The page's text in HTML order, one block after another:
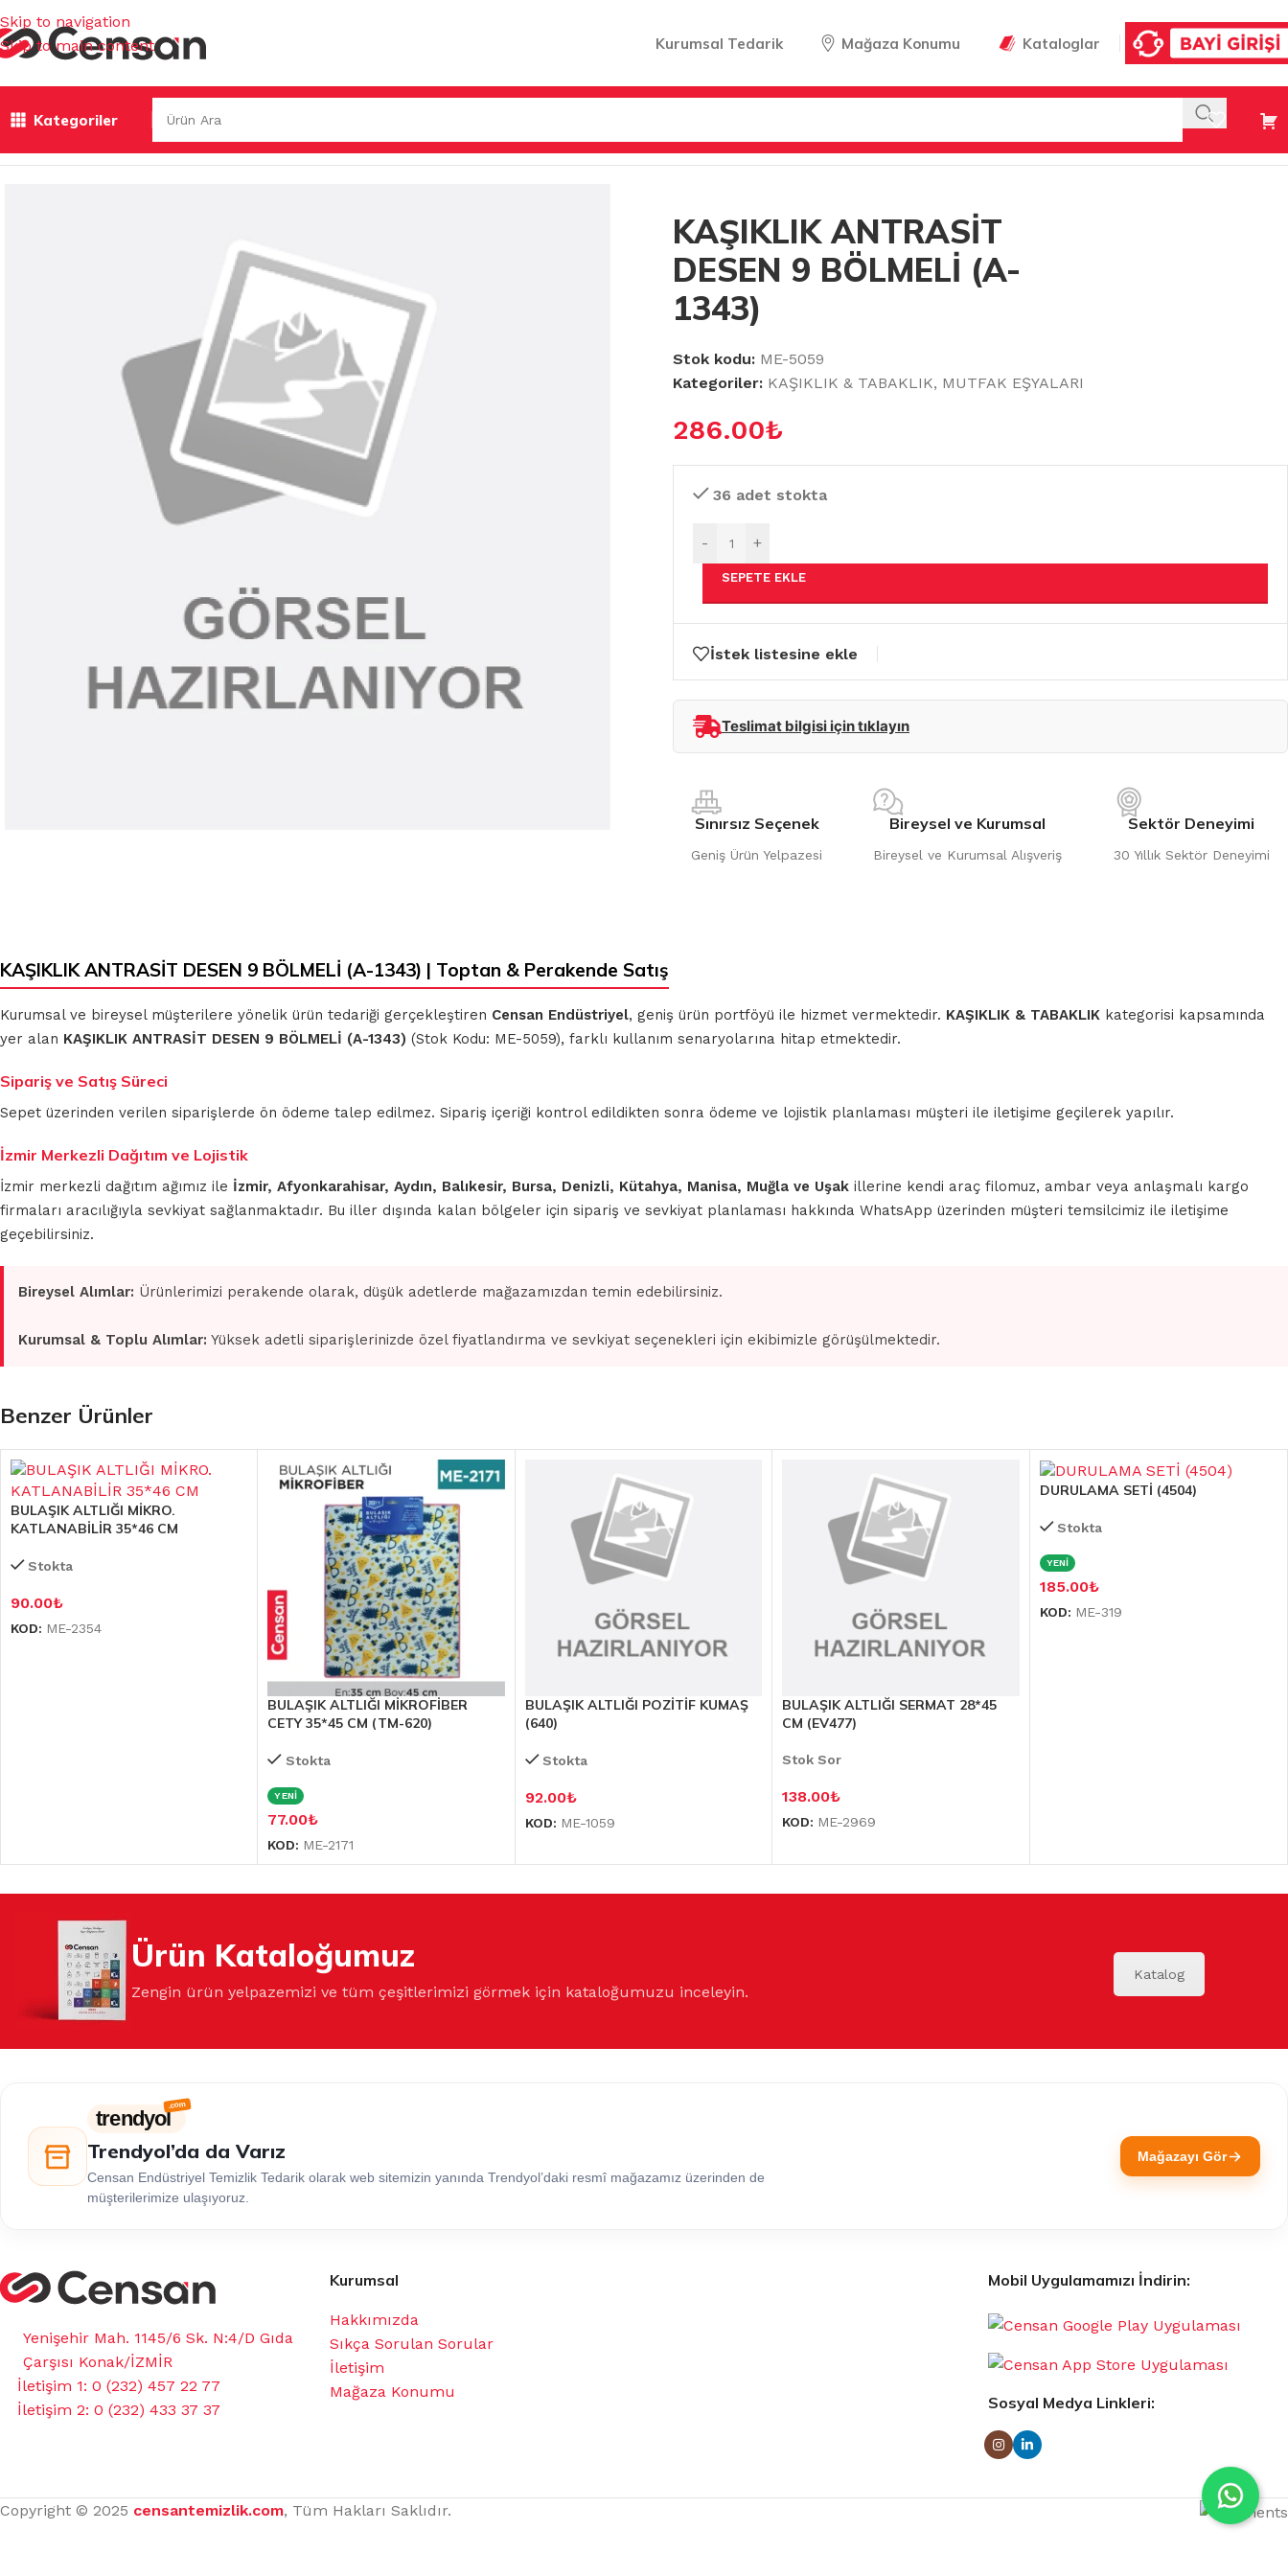
Skip to navigation
Skip to main content
Kurumsal Tedarik Mağaza Konumu Kataloglar
Kategoriler
KLASIK
BEZLER
MUHTELİF
BEZLERİ
MİKROFİBER
TEMİZLİK
OTO GRUBU
MUTFAK EŞYALARI/KAŞIKLIK & TABAKLIK/KAŞIKLIK ANTRASİT DESEN 9 BÖLMELİ (A-1343)
KAŞIKLIK ANTRASİT
DESEN 9 BÖLMELİ (A-
1343)
Stok kodu: ME-5059
Kategoriler: KAŞIKLIK & TABAKLIK, MUTFAK EŞYALARI
286.00₺
36 adet stokta
- +
SEPETE EKLE
İstek listesine ekle
Teslimat bilgisi için tıklayın
Sınırsız Seçenek
Geniş Ürün Yelpazesi
Bireysel ve Kurumsal
Bireysel ve Kurumsal Alışveriş
Sektör Deneyimi
30 Yıllık Sektör Deneyimi
KAŞIKLIK ANTRASİT DESEN 9 BÖLMELİ (A-1343) | Toptan & Perakende Satış
Kurumsal ve bireysel müşterilere yönelik ürün tedariği gerçekleştiren Censan Endüstriyel, geniş ürün portföyü ile hizmet vermektedir. KAŞIKLIK & TABAKLIK kategorisi kapsamında
yer alan KAŞIKLIK ANTRASİT DESEN 9 BÖLMELİ (A-1343) (Stok Kodu: ME-5059), farklı kullanım senaryolarına hitap etmektedir.
Sipariş ve Satış Süreci
Sepet üzerinden verilen siparişlerde ön ödeme talep edilmez. Sipariş içeriği kontrol edildikten sonra ödeme ve lojistik planlaması müşteri ile iletişime geçilerek yapılır.
İzmir Merkezli Dağıtım ve Lojistik
İzmir merkezli dağıtım ağımız ile İzmir, Afyonkarahisar, Aydın, Balıkesir, Bursa, Denizli, Kütahya, Manisa, Muğla ve Uşak illerine kendi araç filomuz, ambar veya anlaşmalı kargo
firmaları aracılığıyla sevkiyat sağlanmaktadır. Bu iller dışında kalan bölgeler için sipariş ve sevkiyat planlaması hakkında WhatsApp üzerinden müşteri temsilcimiz ile iletişime
geçebilirsiniz.
Bireysel Alımlar: Ürünlerimizi perakende olarak, düşük adetlerde mağazamızdan temin edebilirsiniz.
Kurumsal & Toplu Alımlar: Yüksek adetli siparişlerinizde özel fiyatlandırma ve sevkiyat seçenekleri için ekibimizle görüşülmektedir.
Benzer Ürünler
BULAŞIK ALTLIĞI MİKRO.
KATLANABİLİR 35*46 CM
Stokta
90.00₺
KOD: ME-2354
BULAŞIK ALTLIĞI MİKROFİBER
CETY 35*45 CM (TM-620)
Stokta
YENİ
77.00₺
KOD: ME-2171
BULAŞIK ALTLIĞI POZİTİF KUMAŞ
(640)
Stokta
92.00₺
KOD: ME-1059
BULAŞIK ALTLIĞI SERMAT 28*45
CM (EV477)
Stok Sor
138.00₺
KOD: ME-2969
DURULAMA SETİ (4504)
Stokta
YENİ
185.00₺
KOD: ME-319
Ürün Kataloğumuz
Zengin ürün yelpazemizi ve tüm çeşitlerimizi görmek için kataloğumuzu inceleyin.
Katalog
trendyol
Trendyol’da da Varız
Censan Endüstriyel Temizlik Tedarik olarak web sitemizin yanında Trendyol’daki resmî mağazamız üzerinden de
müşterilerimize ulaşıyoruz.
Mağazayı Gör
Yenişehir Mah. 1145/6 Sk. N:4/D Gıda
Çarşısı Konak/İZMİR
İletişim 1: 0 (232) 457 22 77
İletişim 2: 0 (232) 433 37 37
Kurumsal
Hakkımızda
Sıkça Sorulan Sorular
İletişim
Mağaza Konumu
Mobil Uygulamamızı İndirin:
Sosyal Medya Linkleri:
Copyright © 2025 censantemizlik.com, Tüm Hakları Saklıdır.